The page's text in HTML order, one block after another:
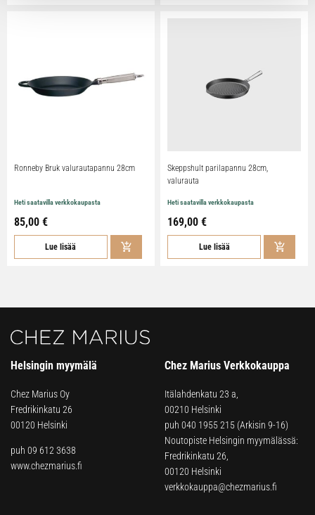
Ronneby Bruk valurautapannu 28cm
Heti saatavilla verkkokaupasta
85,00 €
Lue lisää
Skeppshult parilapannu 28cm,
valurauta
Heti saatavilla verkkokaupasta
169,00 €
Lue lisää
Helsingin myymälä
Chez Marius Oy
Fredrikinkatu 26
00120 Helsinki
puh 09 612 3638
www.chezmarius.fi
Chez Marius Verkkokauppa
Itälahdenkatu 23 a,
00210 Helsinki
puh 040 1955 215 (Arkisin 9-16)
Noutopiste Helsingin myymälässä:
Fredrikinkatu 26,
00120 Helsinki
verkkokauppa@chezmarius.fi